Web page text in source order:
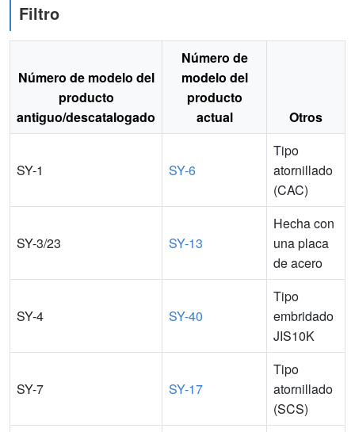
Filtro
Número de modelo del
producto
antiguo/descatalogado
Número de
modelo del
producto
actual
Otros
SY-1 SY-6
Tipo
atornillado
(CAC)
SY-3/23 SY-13
Hecha con
una placa
de acero
SY-4 SY-40
Tipo
embridado
JIS10K
SY-7 SY-17
Tipo
atornillado
(SCS)